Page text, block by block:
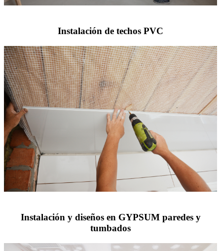
Instalación de techos PVC
Instalación y diseños en GYPSUM paredes y
tumbados